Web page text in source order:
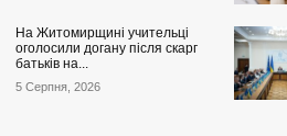
На Житомирщині учительці
оголосили догану після скарг
батьків на...
5 Серпня, 2026